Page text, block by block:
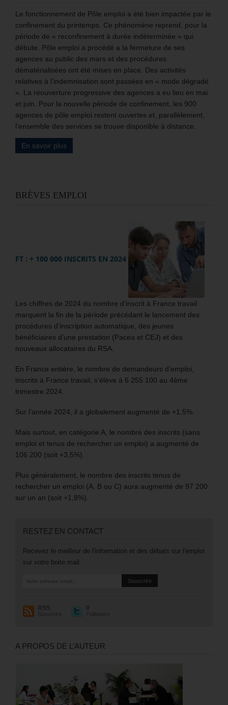
Le fonctionnement de Pôle emploi a été bien impactée par le
confinement du printemps. Ce phénomène reprend, pour la
période de « reconfinement à durée indéterminée » qui
débute. Pôle emploi a procédé a la fermeture de ses
agences au public des mars et des procédures
dématérialisées ont été mises en place. Des activités
relatives à l’indemnisation sont passées en « mode dégradé
». La réouverture progressive des agences a eu lieu en mai
et juin. Pour la nouvelle période de confinement, les 900
agences de pôle emploi restent ouvertes et, parallèlement,
l’ensemble des services se trouve disponible à distance.
En savoir plus
BRÈVES EMPLOI
FT : + 100 000 INSCRITS EN 2024
Les chiffres de 2024 du nombre d’inscrit à France travail
marquent la fin de la période précédant le lancement des
procédures d’inscription automatique, des jeunes
bénéficiaires d’une prestation (Pacea et CEJ) et des
nouveaux allocataires du RSA.
En France entière, le nombre de demandeurs d’emploi,
inscrits à France travail, s’élève à 6 255 100 au 4ème
trimestre 2024.
Sur l’année 2024, il a globalement augmenté de +1,5%.
Mais surtout, en catégorie A, le nombre des inscrits (sans
emploi et tenus de rechercher un emploi) a augmenté de
106 200 (soit +3,5%).
Plus généralement, le nombre des inscrits tenus de
rechercher un emploi (A, B ou C) aura augmenté de 97 200
sur un an (soit +1,8%).
RESTEZ EN CONTACT
Recevez le meilleur de l'information et des débats sur l'emploi
sur votre boite mail.
RSS
Souscrire
0
Followers
A PROPOS DE L’AUTEUR